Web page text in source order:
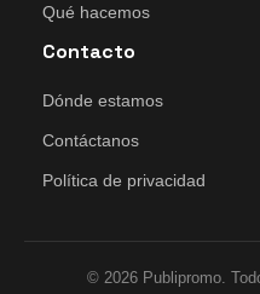
Qué hacemos
Contacto
Dónde estamos
Contáctanos
Política de privacidad
© 2026 Publipromo.